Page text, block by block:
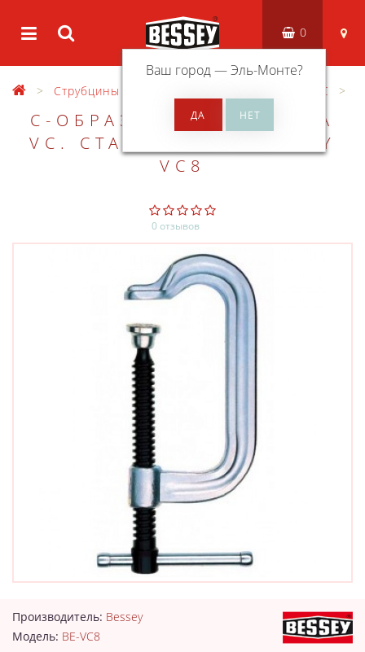
Ваш город —Эль-Монте?
0
Струбцины VC
C-ОБРАЗНАЯ СТРУБЦИНА
VC. СТАБИЛЬНАЯ BESSEY
VC8
0 отзывов
Производитель: Bessey
Модель: BE-VC8